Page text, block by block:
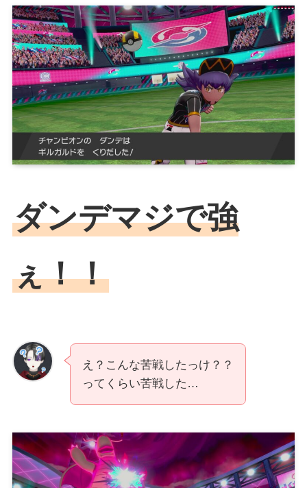
ダンデマジで強
ぇ！！
え？こんな苦戦したっけ？？
ってくらい苦戦した…